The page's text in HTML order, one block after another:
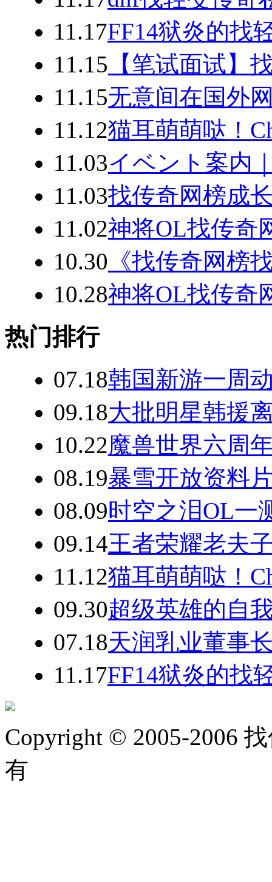
11.17FF14狱炎的找
11.15 【笔试面试】
11.15无意间在国外
11.12猫耳萌萌哒！
11.03イベント案内
11.03找传奇网榜成
11.02神将OL找传奇
10.30 《找传奇网榜
10.28神将OL找传奇
热门排行
07.18韩国新游一周
09.18大批明星韩援
10.22魔兽世界六周
08.19暴雪开放资料
08.09时空之泪OL一
09.14王者荣耀老夫
11.12猫耳萌萌哒！
09.30超级英雄的自
07.18天润乳业董事
11.17FF14狱炎的找
Copyright © 2005-2006
有